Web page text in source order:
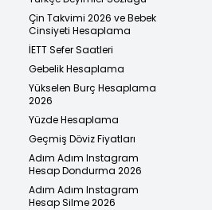
Çin Takvimi 2026 ve Bebek
Cinsiyeti Hesaplama
İETT Sefer Saatleri
Gebelik Hesaplama
Yükselen Burç Hesaplama
2026
Yüzde Hesaplama
Geçmiş Döviz Fiyatları
Adım Adım Instagram
Hesap Dondurma 2026
Adım Adım Instagram
Hesap Silme 2026